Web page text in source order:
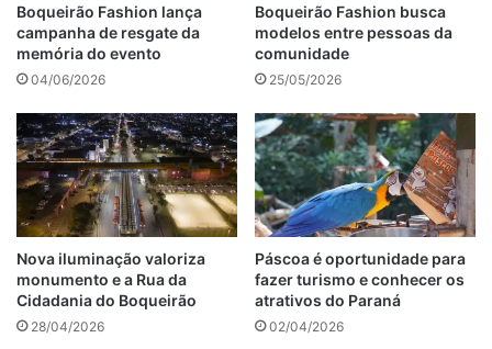
Boqueirão Fashion lança
campanha de resgate da
memória do evento
04/06/2026
Boqueirão Fashion busca
modelos entre pessoas da
comunidade
25/05/2026
Nova iluminação valoriza
monumento e a Rua da
Cidadania do Boqueirão
28/04/2026
Páscoa é oportunidade para
fazer turismo e conhecer os
atrativos do Paraná
02/04/2026